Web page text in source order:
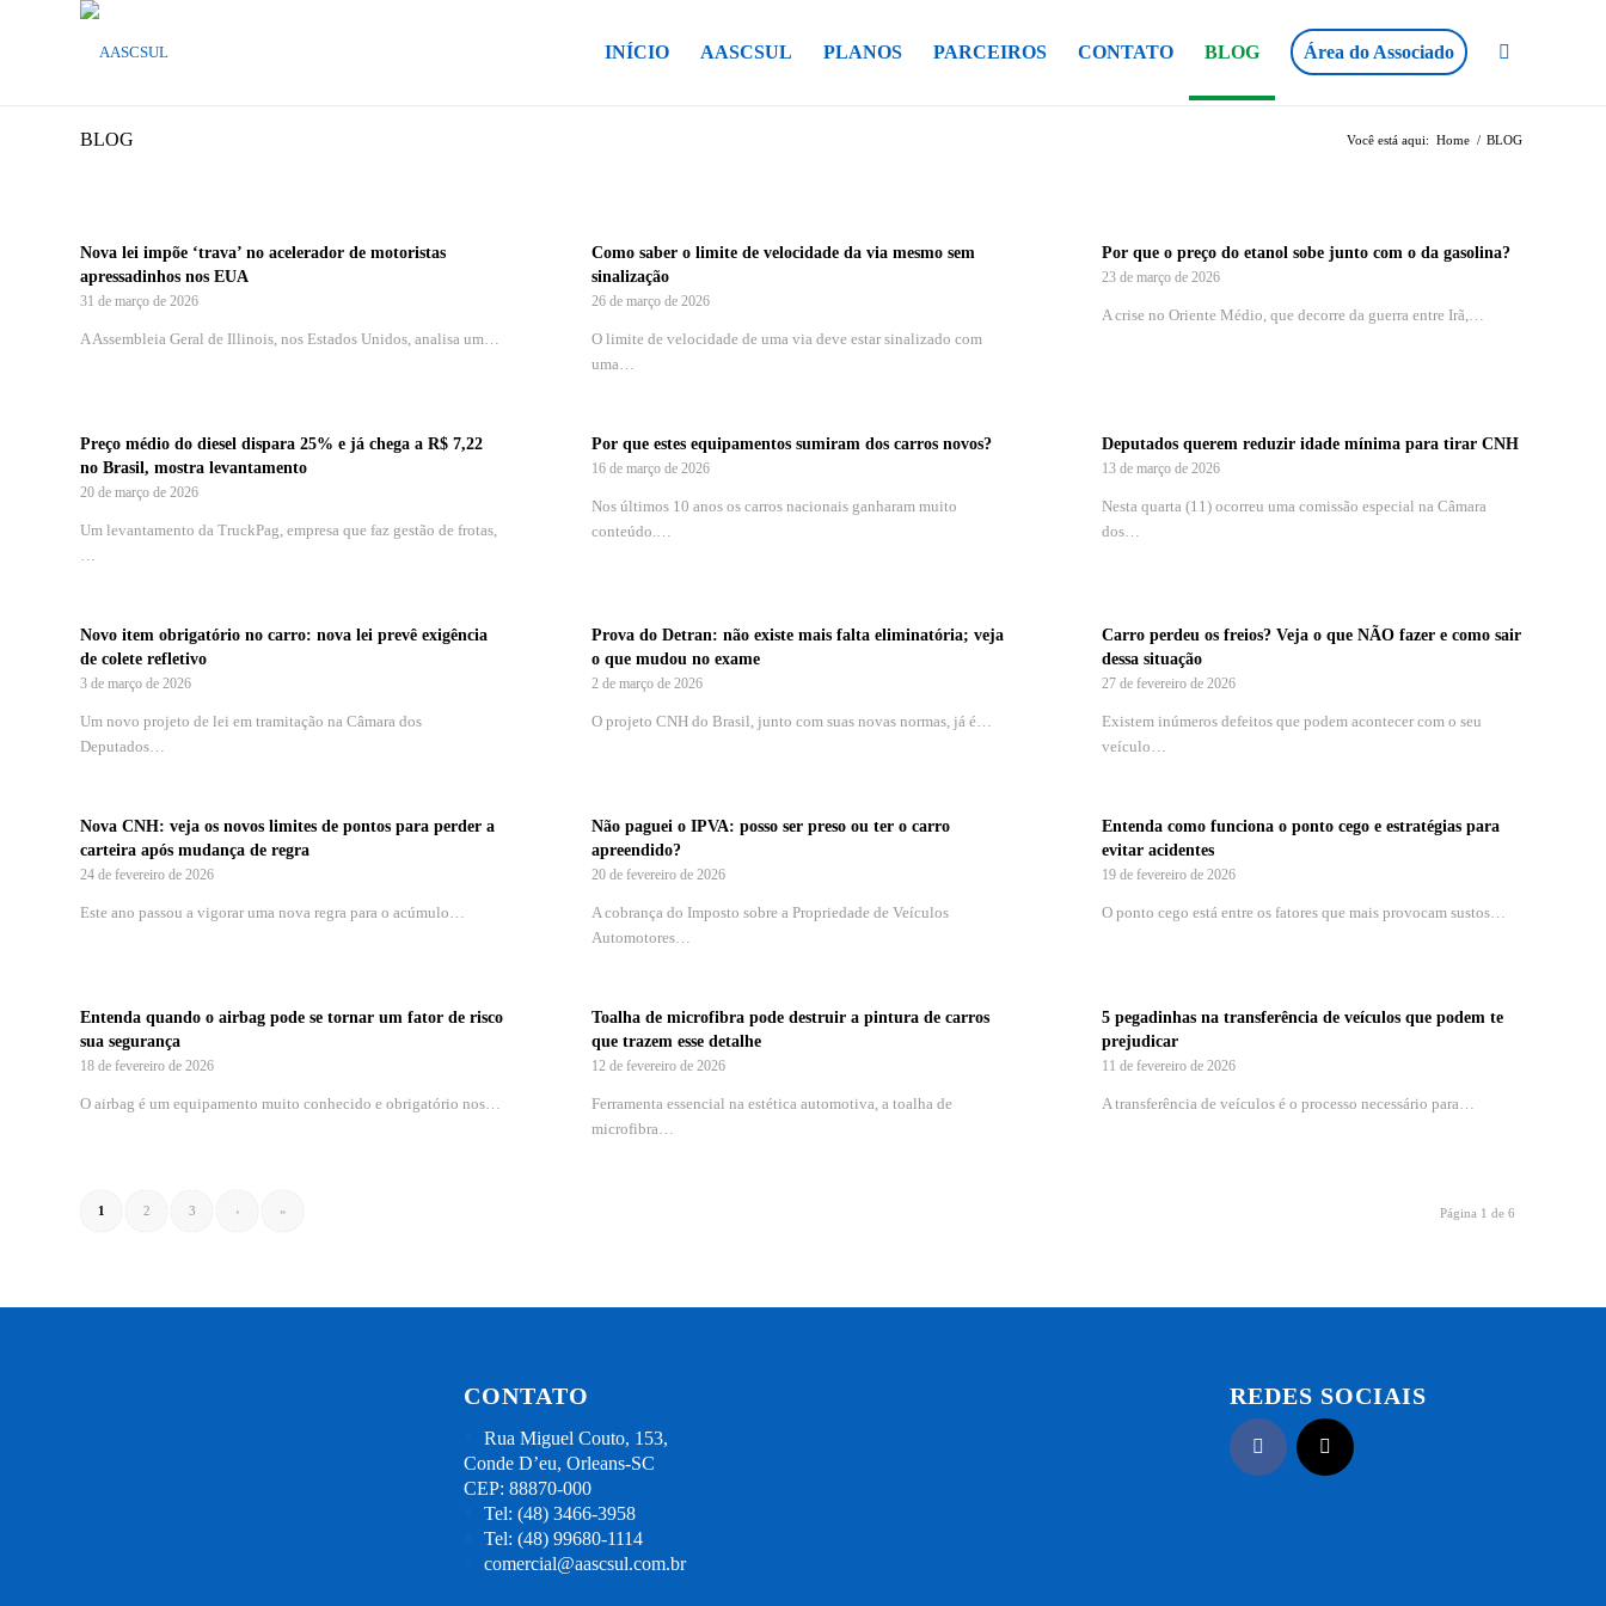
INÍCIO AASCSUL PLANOS PARCEIROS CONTATO BLOG Área do Associado
BLOG Você está aqui: Home / BLOG
Nova lei impõe ‘trava’ no acelerador de motoristas
apressadinhos nos EUA
31 de março de 2026
A Assembleia Geral de Illinois, nos Estados Unidos, analisa um…
Como saber o limite de velocidade da via mesmo sem
sinalização
26 de março de 2026
O limite de velocidade de uma via deve estar sinalizado com
uma…
Por que o preço do etanol sobe junto com o da gasolina?
23 de março de 2026
A crise no Oriente Médio, que decorre da guerra entre Irã,…
Preço médio do diesel dispara 25% e já chega a R$ 7,22
no Brasil, mostra levantamento
20 de março de 2026
Um levantamento da TruckPag, empresa que faz gestão de frotas,
…
Por que estes equipamentos sumiram dos carros novos?
16 de março de 2026
Nos últimos 10 anos os carros nacionais ganharam muito
conteúdo.…
Deputados querem reduzir idade mínima para tirar CNH
13 de março de 2026
Nesta quarta (11) ocorreu uma comissão especial na Câmara
dos…
Novo item obrigatório no carro: nova lei prevê exigência
de colete refletivo
3 de março de 2026
Um novo projeto de lei em tramitação na Câmara dos
Deputados…
Prova do Detran: não existe mais falta eliminatória; veja
o que mudou no exame
2 de março de 2026
O projeto CNH do Brasil, junto com suas novas normas, já é…
Carro perdeu os freios? Veja o que NÃO fazer e como sair
dessa situação
27 de fevereiro de 2026
Existem inúmeros defeitos que podem acontecer com o seu
veículo…
Nova CNH: veja os novos limites de pontos para perder a
carteira após mudança de regra
24 de fevereiro de 2026
Este ano passou a vigorar uma nova regra para o acúmulo…
Não paguei o IPVA: posso ser preso ou ter o carro
apreendido?
20 de fevereiro de 2026
A cobrança do Imposto sobre a Propriedade de Veículos
Automotores…
Entenda como funciona o ponto cego e estratégias para
evitar acidentes
19 de fevereiro de 2026
O ponto cego está entre os fatores que mais provocam sustos…
Entenda quando o airbag pode se tornar um fator de risco
sua segurança
18 de fevereiro de 2026
O airbag é um equipamento muito conhecido e obrigatório nos…
Toalha de microfibra pode destruir a pintura de carros
que trazem esse detalhe
12 de fevereiro de 2026
Ferramenta essencial na estética automotiva, a toalha de
microfibra…
5 pegadinhas na transferência de veículos que podem te
prejudicar
11 de fevereiro de 2026
A transferência de veículos é o processo necessário para…
Página 1 de 6
1 2 3 › »
CONTATO
Rua Miguel Couto, 153,
Conde D’eu, Orleans-SC
CEP: 88870-000
Tel: (48) 3466-3958
Tel: (48) 99680-1114
comercial@aascsul.com.br
REDES SOCIAIS